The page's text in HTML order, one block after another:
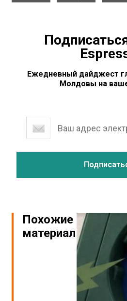
Ежедневный дайджест
Молдовы на
Похожие
материалы